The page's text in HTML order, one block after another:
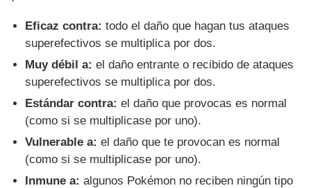
Eficaz contra: todo el daño que hagan tus ataques
superefectivos se multiplica por dos.
Muy débil a: el daño entrante o recibido de ataques
superefectivos se multiplica por dos.
Estándar contra: el daño que provocas es normal
(como si se multiplicase por uno).
Vulnerable a: el daño que te provocan es normal
(como si se multiplicase por uno).
Inmune a: algunos Pokémon no reciben ningún tipo